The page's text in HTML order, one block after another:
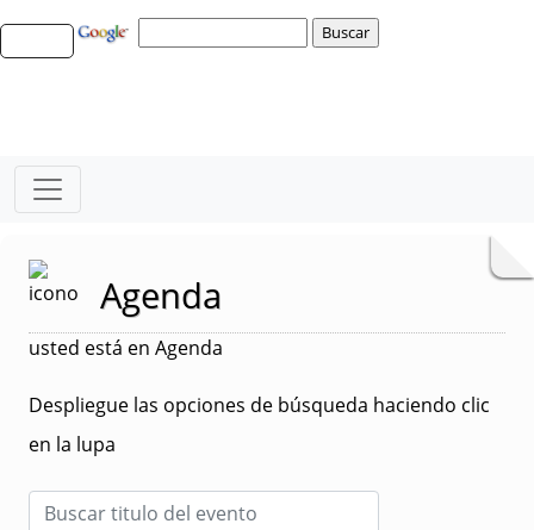
Agenda
usted está en Agenda
Despliegue las opciones de búsqueda haciendo clic
en la lupa